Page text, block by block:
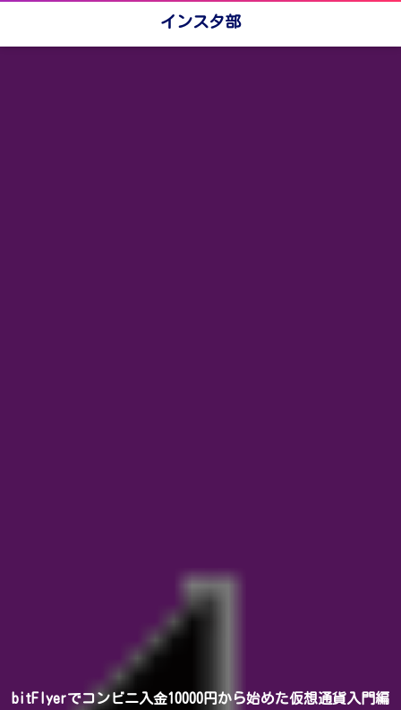
インスタ部
bitFlyerでコンビニ入金10000円から始めた仮想通貨入門編